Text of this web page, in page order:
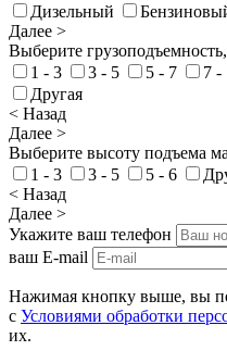
Дизельный
Далее >
Выберите
1 - 3
3 - 5 5 - 7 7 -
Другая
< Назад
Далее >
Выберите высоту подъема
1 - 3
3 - 5 5 - 6
< Назад
Далее >
Укажите ваш телефон
ваш E-mail
Нажимая кнопку выше, вы
с Условиями обработки
их.